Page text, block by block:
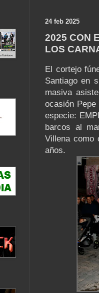
24 feb 2025
2025 CON
LOS
El cortejo
Santiago en
masiva
ocasión
especie:
barcos al
Villena como
años.